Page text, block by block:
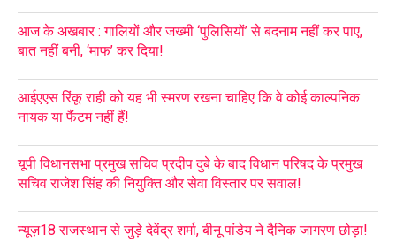
आज के अखबार : गालियों और जख्मी ‘पुलिसियों’ से बदनाम नहीं कर पाए,
बात नहीं बनी, ‘माफ’ कर दिया!
आईएएस रिंकू राही को यह भी स्मरण रखना चाहिए कि वे कोई काल्पनिक
नायक या फैंटम नहीं हैं!
यूपी विधानसभा प्रमुख सचिव प्रदीप दुबे के बाद विधान परिषद के प्रमुख
सचिव राजेश सिंह की नियुक्ति और सेवा विस्तार पर सवाल!
न्यूज़18 राजस्थान से जुड़े देवेंद्र शर्मा, बीनू पांडेय ने दैनिक जागरण छोड़ा!